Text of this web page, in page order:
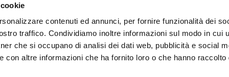
contenuti ed annunci, per fornire funzionalità dei
traffico. Condividiamo inoltre informazioni sul modo in cui
che si occupano di analisi dei dati web, pubblicità e social
con altre informazioni che ha fornito loro o che hanno raccolto
ITALIA s.r.l. (Società con unico socio) | Via Nervesa,
Iscritta al REA di Milano con il numero 966135 in
Capitale sociale Euro 2.000.000 interamente versato.
practices in tema di corporate compliance ed al fine di